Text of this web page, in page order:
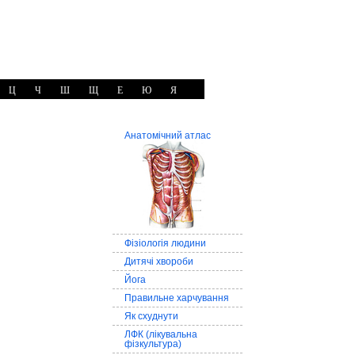
Ц Ч Ш Щ Е Ю Я
Анатомічний атлас
Фізіологія людини
Дитячі хвороби
Йога
Правильне харчування
Як схуднути
ЛФК (лікувальна
фізкультура)